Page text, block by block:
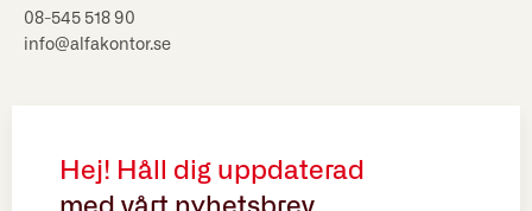
08-545 518 90
info@alfakontor.se
Hej! Håll dig uppdaterad